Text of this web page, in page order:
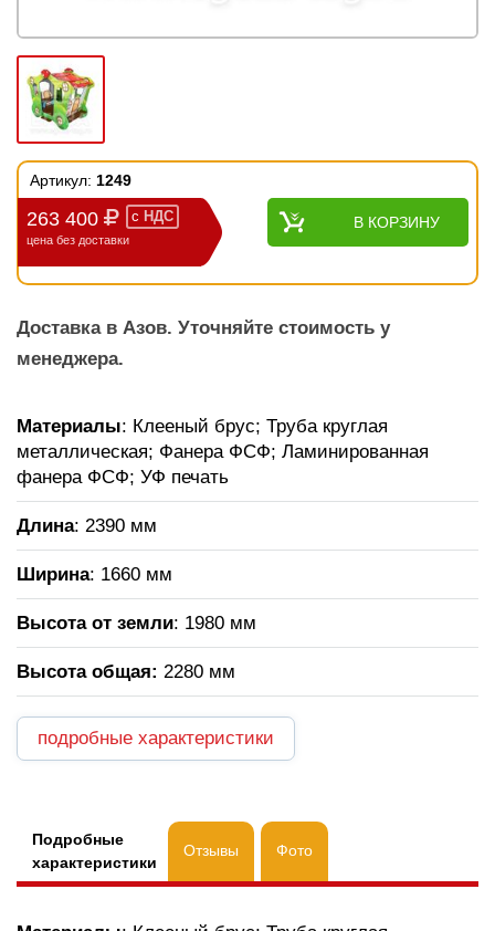
Артикул: 1249
263 400 с НДС
цена без доставки
В КОРЗИНУ
Доставка в Азов. Уточняйте стоимость у
менеджера.
Материалы: Клееный брус; Труба круглая
металлическая; Фанера ФСФ; Ламинированная
фанера ФСФ; УФ печать
Длина: 2390 мм
Ширина: 1660 мм
Высота от земли: 1980 мм
Высота общая: 2280 мм
подробные характеристики
Подробные
характеристики
Отзывы Фото